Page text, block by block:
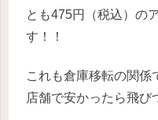
とも475円（税込）の
す！！
これも倉庫移転の関
店舗で安かったら飛び